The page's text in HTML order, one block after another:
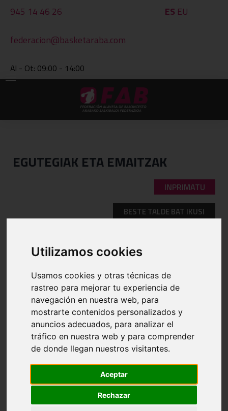
Utilizamos cookies
Usamos cookies y otras técnicas de
rastreo para mejorar tu experiencia de
navegación en nuestra web, para
mostrarte contenidos personalizados y
anuncios adecuados, para analizar el
tráfico en nuestra web y para comprender
de donde llegan nuestros visitantes.
Aceptar
Rechazar
945 14 46 26
federacion@basketaraba.com
Al - Ot: 09:00 - 14:00
ES EU
EGUTEGIAK ETA EMAITZAK
INPRIMATU
BESTE TALDE BAT IKUSI
TALDEA: 0801 SEN.FEM.1ª-GRUPO ÚNICO
NOMBRE:KANGRETX FEM AUTOESCUELA S.P.
CLUB:KANGRETX ARABA
POBLACIÓN:
CAMPO:-
EQUIPAJE:
NOMBRE:CAMPING IBAIA TOJU
CLUB:TOJU VITORIA-GASTEIZ